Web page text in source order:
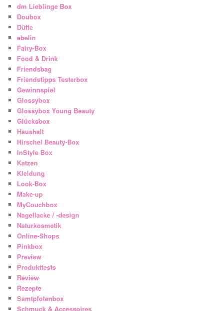
dm Lieblinge Box
Doubox
Düfte
ebelin
Fairy-Box
Food & Drink
Friendsbag
Friendstipps Testerbox
Gewinnspiel
Glossybox
Glossybox Young Beauty
Glücksbox
Haushalt
Hirschel Beauty-Box
InStyle Box
Katzen
Kleidung
Look-Box
Make-up
MyCouchbox
Nagellacke / -design
Naturkosmetik
Online-Shops
Pinkbox
Preview
Produkttests
Review
Rezepte
Samtpfotenbox
Schmuck & Accessoires